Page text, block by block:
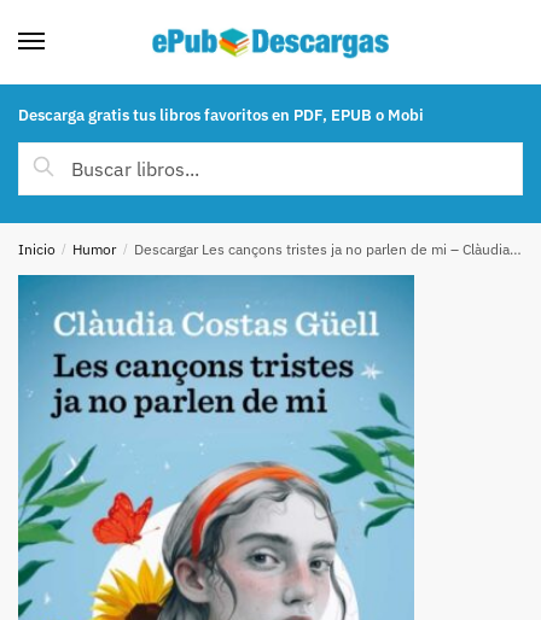
Descarga gratis tus libros favoritos en PDF, EPUB o Mobi
Buscar por:
Buscar
Inicio / Humor / Descargar Les cançons tristes ja no parlen de mi – Clàudia Costas